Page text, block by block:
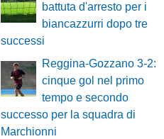
battuta d'arresto per i
biancazzurri dopo tre
successi
Reggina-Gozzano 3-2:
cinque gol nel primo
tempo e secondo
successo per la squadra di
Marchionni